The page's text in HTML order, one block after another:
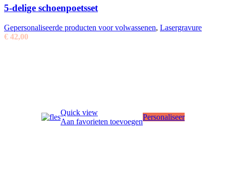
5-delige schoenpoetsset
Gepersonaliseerde producten voor volwassenen, Lasergravure
€ 42,00
Quick view
Aan favorieten toevoegen
Personaliseer